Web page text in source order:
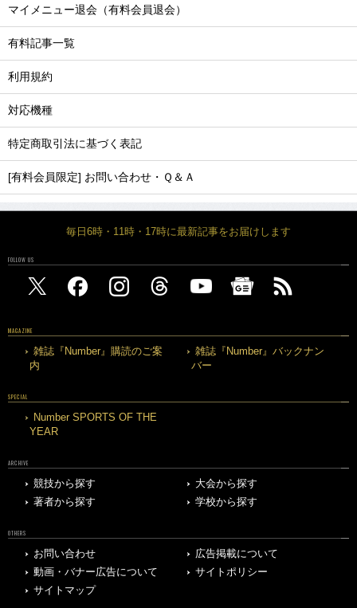
マイメニュー退会（有料会員退会）
有料記事一覧
利用規約
対応機種
特定商取引法に基づく表記
[有料会員限定] お問い合わせ・Ｑ＆Ａ
毎日6時・11時・17時に最新記事をお届けします
FOLLOW US
MAGAZINE
雑誌『Number』購読のご案
内
雑誌『Number』バックナン
バー
SPECIAL
Number SPORTS OF THE
YEAR
ARCHIVE
競技から探す
大会から探す
著者から探す
学校から探す
OTHERS
お問い合わせ
広告掲載について
動画・バナー広告について
サイトポリシー
サイトマップ